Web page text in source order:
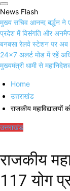
News Flash
मुख्य सचिव आनन्द बर्द्धन ने
प्रदेश में विसंगति और
बनबसा रेलवे स्टेशन पर अब
24×7 अलर्ट मोड में रहें
मुख्यमंत्री धामी से
Home
उत्तराखंड
राजकीय
उत्तराखंड
राजकीय
117 योग